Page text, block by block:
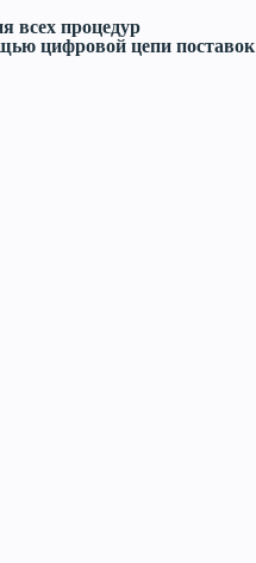
всех процедур
цифровой цепи поставок